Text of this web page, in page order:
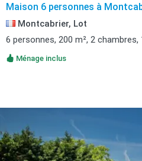
Maison 6 personnes à
Montcabrier, Lot
6 personnes, 200 m², 2 chambres,
Ménage inclus